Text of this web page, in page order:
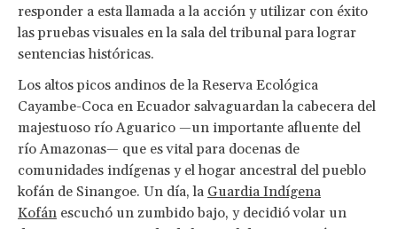
responder a esta llamada a la acción y utilizar con éxito
las pruebas visuales en la sala del tribunal para lograr
sentencias históricas.
Los altos picos andinos de la Reserva Ecológica
Cayambe-Coca en Ecuador salvaguardan la cabecera del
majestuoso río Aguarico —un importante afluente del
río Amazonas— que es vital para docenas de
comunidades indígenas y el hogar ancestral del pueblo
kofán de Sinangoe. Un día, la Guardia Indígena
Kofán escuchó un zumbido bajo, y decidió volar un